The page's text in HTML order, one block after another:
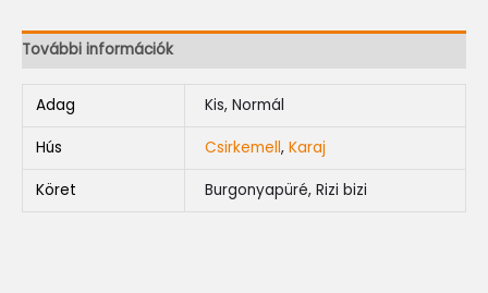
További információk
Adag Kis, Normál
Hús Csirkemell,Karaj
Köret Burgonyapüré, Rizi bizi